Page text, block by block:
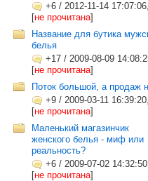
+6 / 2012-11-14 17:07:06,
[не прочитана]
Название для бутика
белья
+17 / 2009-08-09
[не прочитана]
Поток большой, а продаж
+9 / 2009-03-11 16:39:20,
[не прочитана]
Маленький магазинчик
женского белья - миф или
реальность?
+6 / 2009-07-02
[не прочитана]